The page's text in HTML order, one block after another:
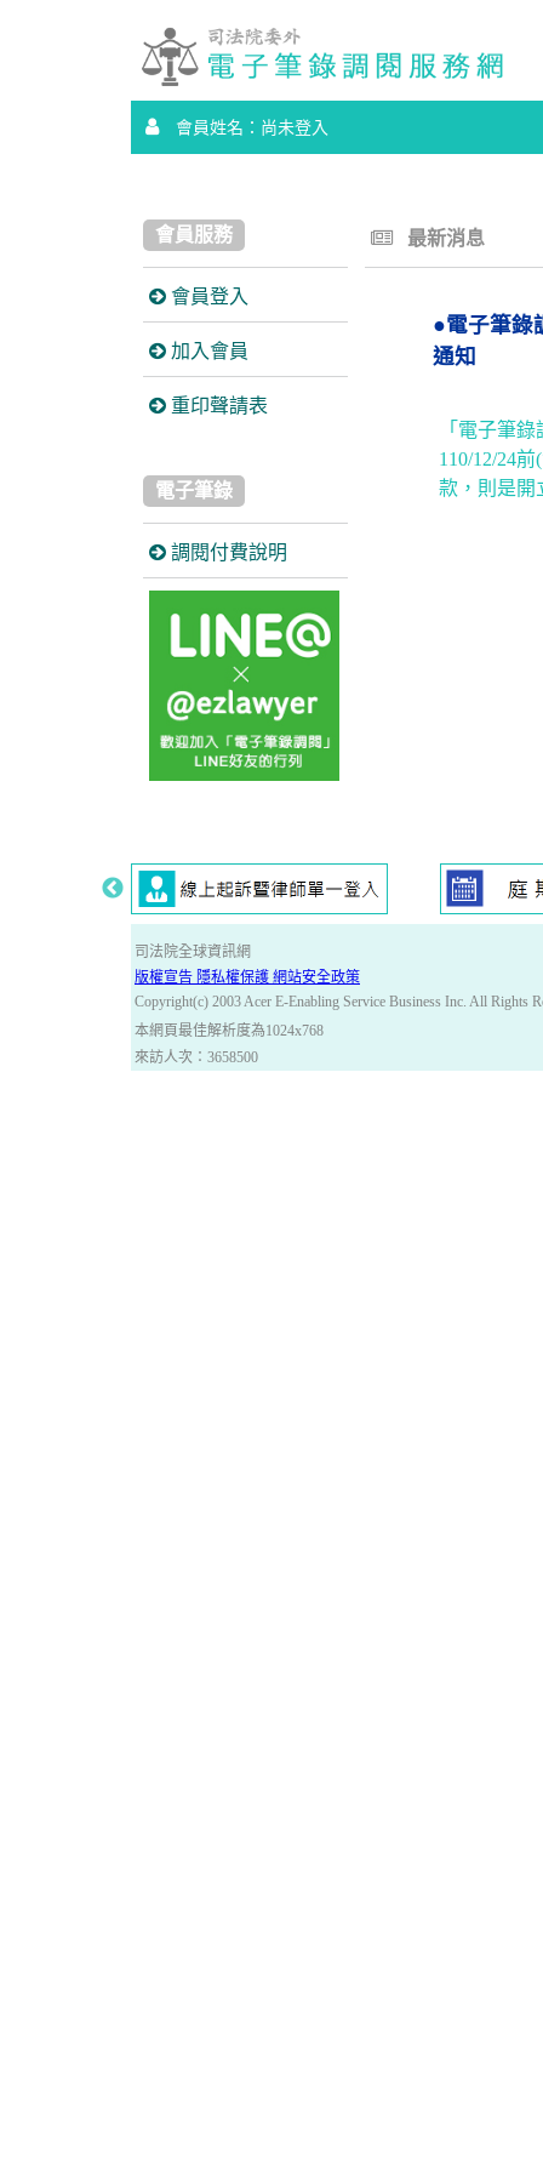
會員姓名：尚未登入
會員服務
會員登入
加入會員
重印聲請表
電子筆錄
調閱付費說明
最新消息
●電子筆錄
通知
「電子筆
110/12/24
款，則是開
司法院全球資訊網
版權宣告 隱私權保護 網站安全政策
Copyright(c) 2003 Acer E-Enabling Service Business Inc. All Rights
本網頁最佳解析度為1024x768
來訪人次：3658500